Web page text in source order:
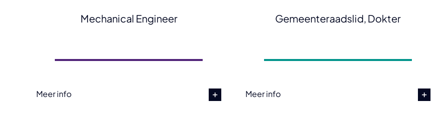
Mechanical Engineer
Meer info
Gemeenteraadslid, Dokter
Meer info